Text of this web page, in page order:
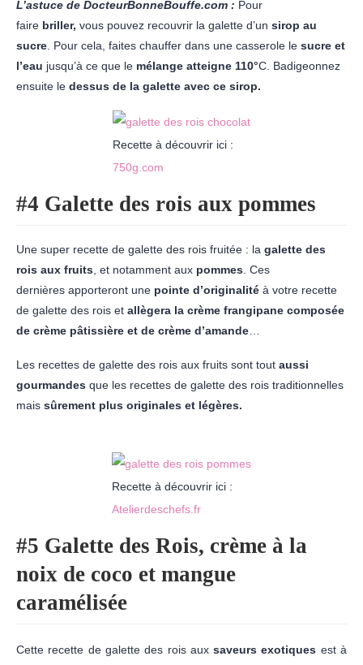
L’astuce de DocteurBonneBouffe.com : Pour
faire briller, vous pouvez recouvrir la galette d’un sirop au
sucre . Pour cela, faites chauffer dans une casserole le sucre et
l’eau jusqu’à ce que le mélange atteigne 110°C. Badigeonnez
ensuite le dessus de la galette avec ce sirop.
Recette à découvrir ici :
750g.com
#4 Galette des rois aux pommes
Une super recette de galette des rois fruitée : la galette des
rois aux fruits , et notamment aux pommes . Ces
dernières apporteront une pointe d’originalité à votre recette
de galette des rois et allègera la crème frangipane composée
de crème pâtissière et de crème d’amande
Les recettes de galette des rois aux fruits sont tout aussi
gourmandes que les recettes de galette des rois traditionnelles
mais sûrement plus originales et légères.
Recette à découvrir ici :
Atelierdeschefs.fr
#5 Galette des Rois, crème à la
noix de coco et mangue
caramélisée
Cette recette de galette des rois auxsaveurs exotiques est à